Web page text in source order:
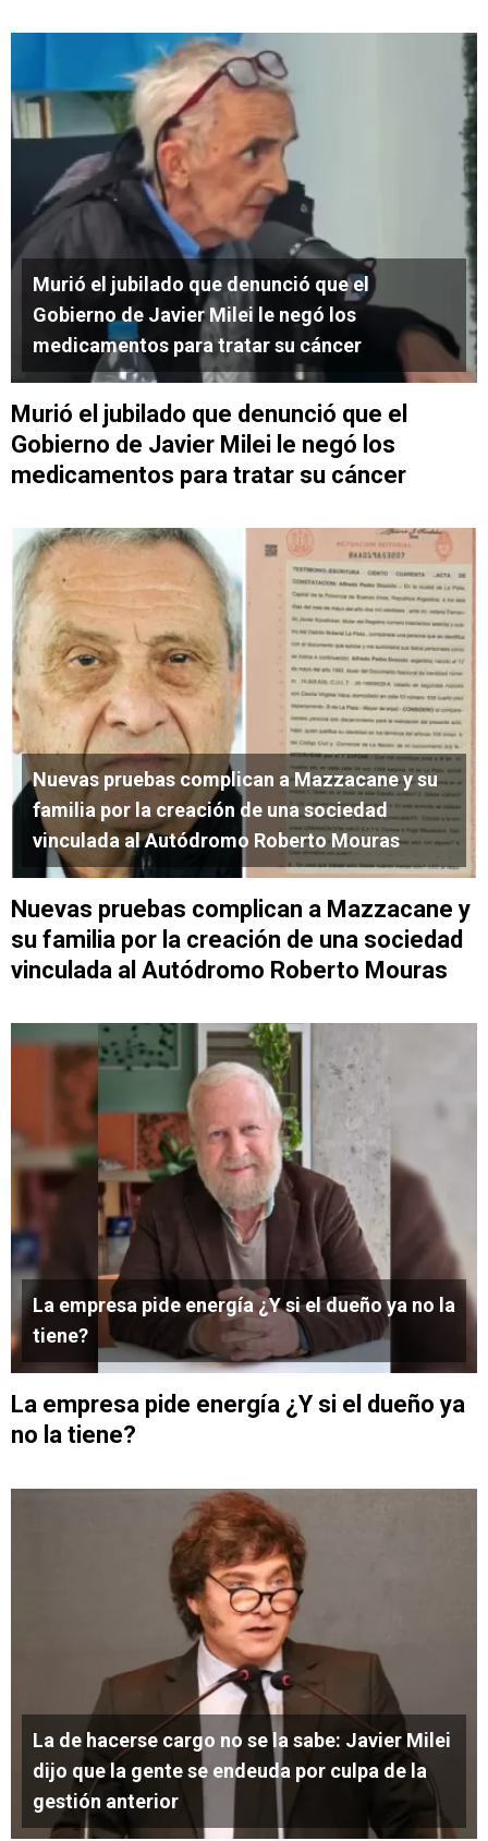
Murió el jubilado que denunció que el
Gobierno de Javier Milei le negó los
medicamentos para tratar su cáncer
Murió el jubilado que denunció que el
Gobierno de Javier Milei le negó los
medicamentos para tratar su cáncer
Nuevas pruebas complican a Mazzacane y su
familia por la creación de una sociedad
vinculada al Autódromo Roberto Mouras
Nuevas pruebas complican a Mazzacane y
su familia por la creación de una sociedad
vinculada al Autódromo Roberto Mouras
La empresa pide energía ¿Y si el dueño ya no la
tiene?
La empresa pide energía ¿Y si el dueño ya
no la tiene?
La de hacerse cargo no se la sabe: Javier Milei
dijo que la gente se endeuda por culpa de la
gestión anterior